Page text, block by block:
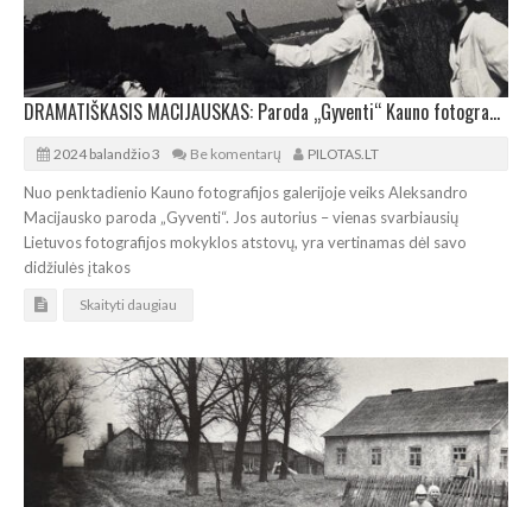
DRAMATIŠKASIS MACIJAUSKAS: Paroda „Gyventi“ Kauno fotografijos galerijoje
2024 balandžio 3 Be komentarų PILOTAS.LT
Nuo penktadienio Kauno fotografijos galerijoje veiks Aleksandro
Macijausko paroda „Gyventi“. Jos autorius – vienas svarbiausių
Lietuvos fotografijos mokyklos atstovų, yra vertinamas dėl savo
didžiulės įtakos
Skaityti daugiau